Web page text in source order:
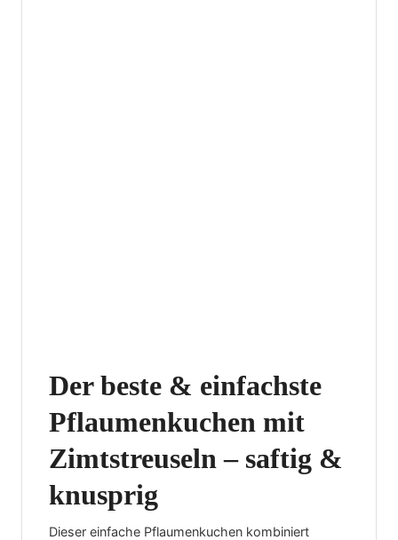
Der beste & einfachste
Pflaumenkuchen mit
Zimtstreuseln – saftig &
knusprig
Dieser einfache Pflaumenkuchen kombiniert